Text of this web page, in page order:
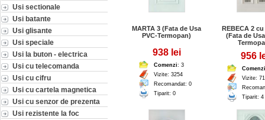
Usi sectionale
Usi batante
Usi glisante
Usi speciale
Usi la buton - electrica
Usi cu telecomanda
Usi cu cifru
Usi cu cartela magnetica
Usi cu senzor de prezenta
Usi rezistente la foc
MARTA 3 (Fata de Usa
PVC-Termopan)
938 lei
Comenzi: 3
Vizite: 3254
Recomandat: 0
Tiparit: 0
REBECA 2
(Fata de
956
Comenzi
Vizite:
Tiparit: 4